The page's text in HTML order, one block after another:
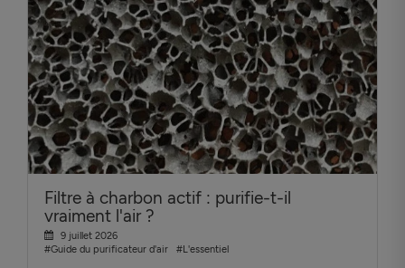
Filtre à charbon actif : purifie-t-il
vraiment l'air ?
9 juillet 2026
#Guide du purificateur d'air
#L'essentiel